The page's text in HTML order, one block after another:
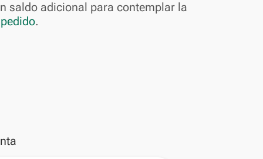
saldo adicional para contemplar la
.